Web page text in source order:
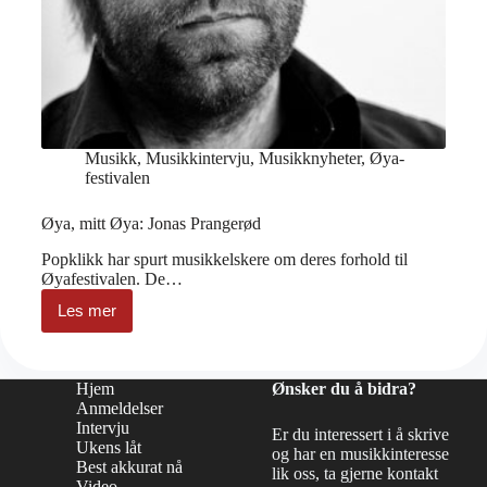
Musikk, Musikkintervju, Musikknyheter, Øya-
festivalen
Øya, mitt Øya: Jonas Prangerød
Popklikk har spurt musikkelskere om deres forhold til
Øyafestivalen. De…
Les mer
Øya,
mitt
Prangerød
Hjem
Anmeldelser
Intervju
Ukens låt
Best akkurat nå
Ønsker du å bidra?
Er du interessert i å skrive
og har en musikkinteresse
lik oss, ta gjerne kontakt